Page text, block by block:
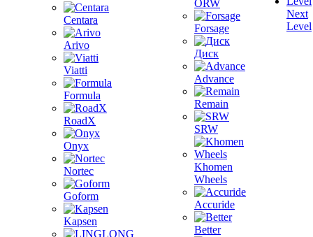
Centara
Arivo
Viatti
Formula
RoadX
Onyx
Nortec
Goform
Kapsen
ORW
Forsage
Диск
Advance
Remain
SRW
Khomen
Wheels
Accuride
Better
Next
Level